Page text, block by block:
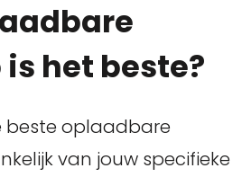
het beste?
beste oplaadbare
van jouw specifieke